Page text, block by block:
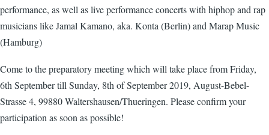
performance, as well as live performance concerts with hiphop and rap
musicians like Jamal Kamano, aka. Konta (Berlin) and Marap Music
(Hamburg)
Come to the preparatory meeting which will take place from Friday,
6th September till Sunday, 8th of September 2019, August-Bebel-
Strasse 4, 99880 Waltershausen/Thueringen. Please confirm your
participation as soon as possible!